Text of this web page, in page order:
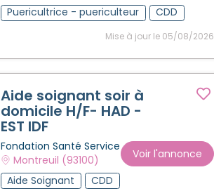
Puericultrice - puericulteur
CDD
Mise à jour le 05/08/2026
Aide soignant soir à
domicile H/F- HAD -
EST IDF
Fondation Santé Service
Montreuil (93100)
Voir l'annonce
Aide Soignant
CDD